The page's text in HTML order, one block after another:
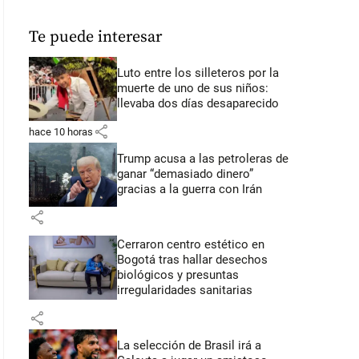
Te puede interesar
Luto entre los silleteros por la
muerte de uno de sus niños:
llevaba dos días desaparecido
hace 10 horas share
Trump acusa a las petroleras de
ganar “demasiado dinero”
gracias a la guerra con Irán
share
Cerraron centro estético en
Bogotá tras hallar desechos
biológicos y presuntas
irregularidades sanitarias
share
La selección de Brasil irá a